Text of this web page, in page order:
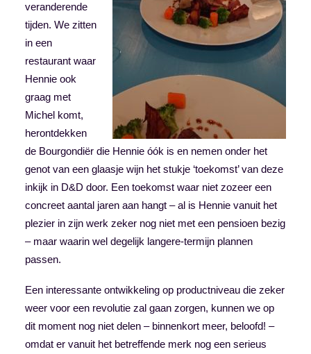
veranderende
tijden. We zitten
in een
restaurant waar
Hennie ook
graag met
Michel komt,
herontdekken
de Bourgondiër die Hennie óók is en nemen onder het
genot van een glaasje wijn het stukje ‘toekomst’ van deze
inkijk in D&D door. Een toekomst waar niet zozeer een
concreet aantal jaren aan hangt – al is Hennie vanuit het
plezier in zijn werk zeker nog niet met een pensioen bezig
– maar waarin wel degelijk langere-termijn plannen
passen.
Een interessante ontwikkeling op productniveau die zeker
weer voor een revolutie zal gaan zorgen, kunnen we op
dit moment nog niet delen – binnenkort meer, beloofd! –
omdat er vanuit het betreffende merk nog een serieus